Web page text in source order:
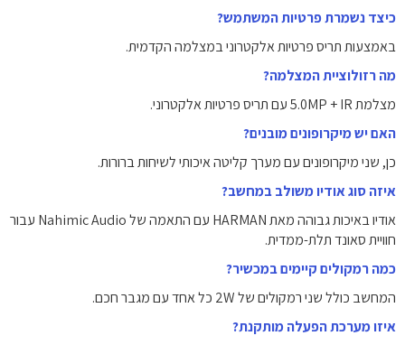
כיצד נשמרת פרטיות המשתמש?
באמצעות תריס פרטיות אלקטרוני במצלמה הקדמית.
מה רזולוציית המצלמה?
מצלמת 5.0MP + IR עם תריס פרטיות אלקטרוני.
האם יש מיקרופונים מובנים?
כן, שני מיקרופונים עם מערך קליטה איכותי לשיחות ברורות.
איזה סוג אודיו משולב במחשב?
אודיו באיכות גבוהה מאת HARMAN עם התאמה של Nahimic Audio עבור
חוויית סאונד תלת-ממדית.
כמה רמקולים קיימים במכשיר?
המחשב כולל שני רמקולים של 2W כל אחד עם מגבר חכם.
איזו מערכת הפעלה מותקנת?